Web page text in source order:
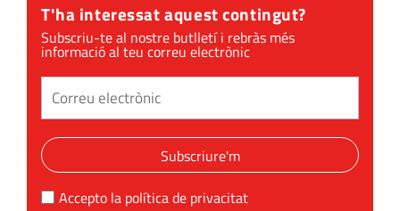
T'ha interessat aquest contingut?
Subscriu-te al nostre butlletí i rebràs més
informació al teu correu electrònic
Subscriure'm
Accepto la política de privacitat